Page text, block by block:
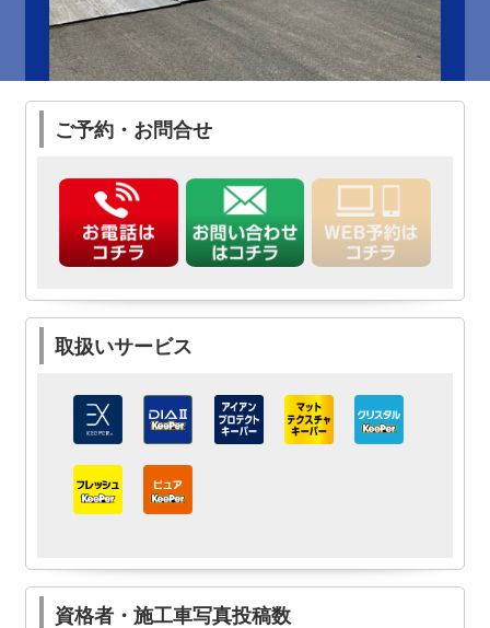
ご予約・お問合せ
取扱いサービス
資格者・施工車写真投稿数